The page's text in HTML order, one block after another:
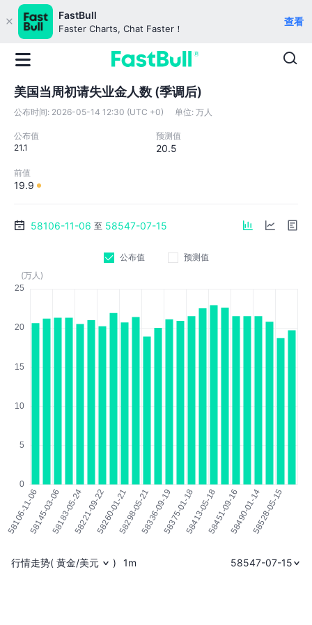
FastBull
Faster Charts, Chat Faster！
查看
美国当周初请失业金人数 (季调后)
公布时间: 2026-05-14 12:30 (UTC +0) 单位: 万人
公布值
21.1
预测值
20.5
前值
19.9
58106-11-06 至 58547-07-15
公布值
预测值
(万人)
行情走势( 黄金/美元 ) 1m 58547-07-15